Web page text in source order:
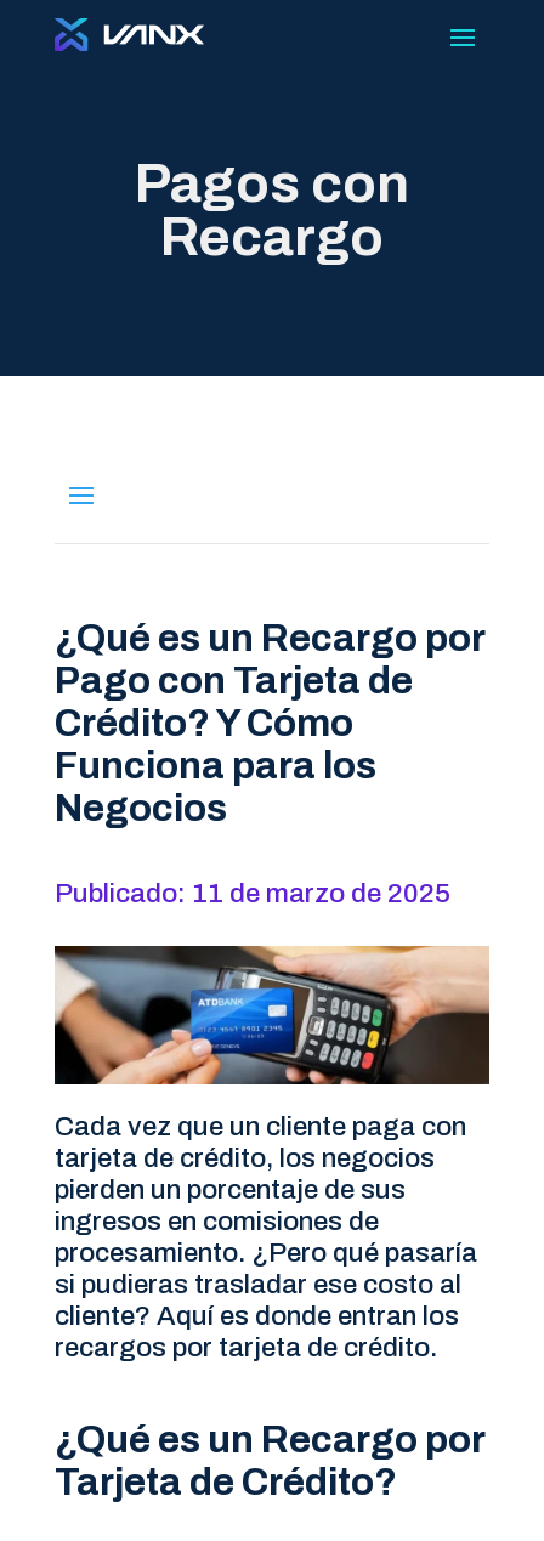
Pagos con
Recargo
¿Qué es un Recargo por
Pago con Tarjeta de
Crédito? Y Cómo
Funciona para los
Negocios
Publicado: 11 de marzo de 2025
Cada vez que un cliente paga con
tarjeta de crédito, los negocios
pierden un porcentaje de sus
ingresos en comisiones de
procesamiento. ¿Pero qué pasaría
si pudieras trasladar ese costo al
cliente? Aquí es donde entran los
recargos por tarjeta de crédito.
¿Qué es un Recargo por
Tarjeta de Crédito?